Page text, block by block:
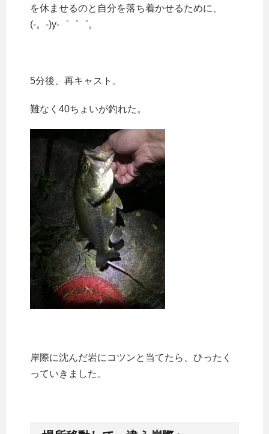
を休ませるのと自分を落ち着かせるために、
(-。-)y-゜゜゜。
5分後、再キャスト。
難なく40ちょいが釣れた。
岸際に沈んだ岩にコツンと当てたら、ひったく
っていきました。